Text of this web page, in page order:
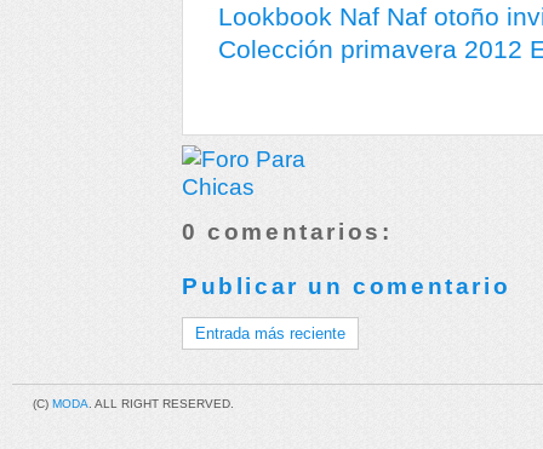
Lookbook Naf Naf otoño
Colección primavera 2012
0 comentarios:
Publicar un comentario
Entrada más reciente
(C) MODA . ALL RIGHT RESERVED.